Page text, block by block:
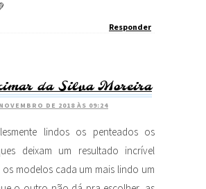
Responder
da Silva Moreira
DE 2018 ÀS 09:24
lindos os penteados os
deixam um resultado incrível
os modelos cada um mais lindo um